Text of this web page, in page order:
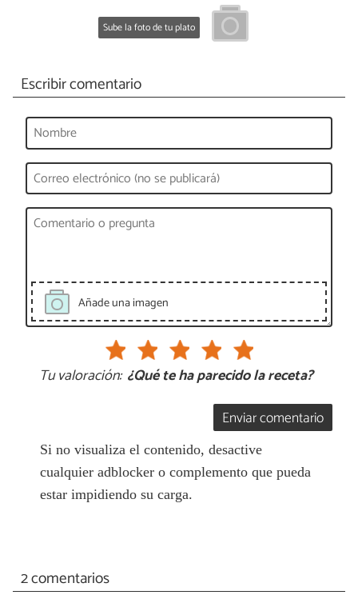
Sube la foto de tu plato
Escribir comentario
Añade una imagen
Tu valoración: ¿Qué te ha parecido la receta?
Enviar comentario
Si no visualiza el contenido, desactive
cualquier adblocker o complemento que pueda
estar impidiendo su carga.
2 comentarios